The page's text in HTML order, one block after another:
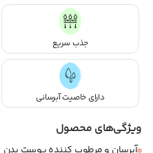
جذب سریع
دارای خاصیت آبرسانی
ویژگی‌های محصول